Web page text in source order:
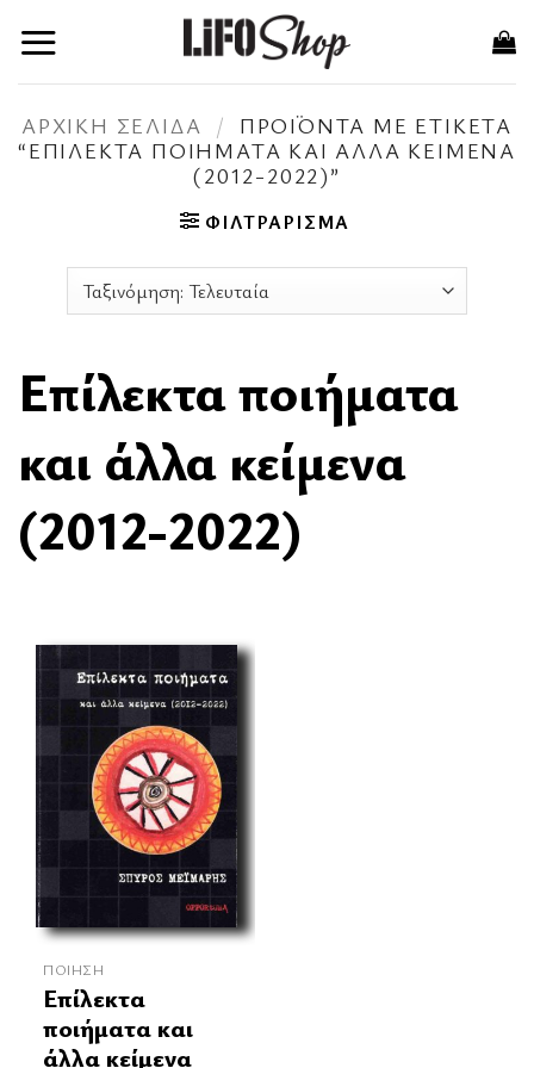
στο
ΑΡΧΙΚΉ ΣΕΛΊΔΑ /
ΠΡΟΪΌΝΤΑ ΜΕ ΕΤΙΚΈΤΑ
“ΕΠΊΛΕΚΤΑ ΠΟΙΉΜΑΤΑ ΚΑΙ ΆΛΛΑ ΚΕΊΜΕΝΑ
(2012-2022)”
ΦΙΛΤΡΆΡΙΣΜΑ
Επίλεκτα ποιήματα
και άλλα κείμενα
(2012-2022)
ΠΟΊΗΣΗ
Επίλεκτα
ποιήματα και
άλλα κείμενα